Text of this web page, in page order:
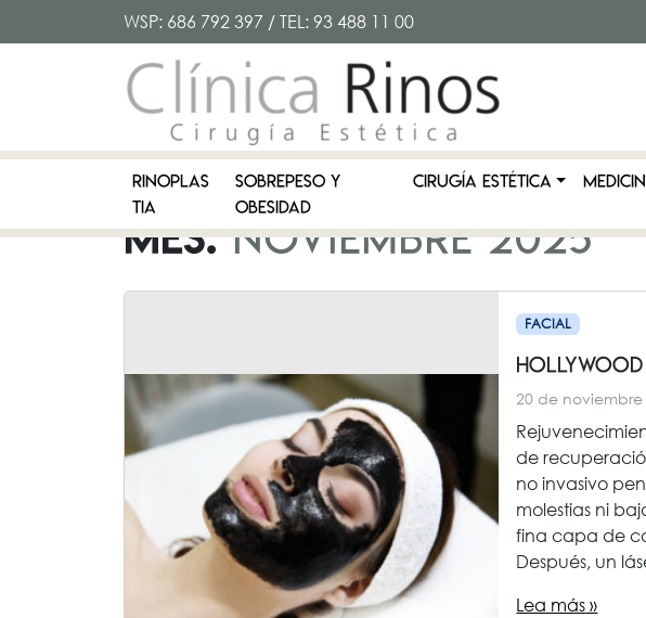
WSP: 686 792 397 / TEL:93 488 11 00
RINOPLAS
TIA
SOBREPESO Y
OBESIDAD
CIRUGÍA ESTÉTICA
Mes:noviembre 2025
FACIAL
Hollywood
20 de noviembre
de
no invasivo
molestias ni
fina capa de
Después, un
Lea más »